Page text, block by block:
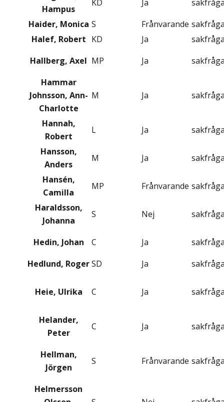
Hampus
KD Ja
Haider, Monica S Frånvarande
Halef, Robert KD Ja
Hallberg, Axel MP Ja
Hammar
Johnsson, Ann-
Charlotte
M Ja
Hannah,
Robert
L Ja
Hansson,
Anders
M Ja
Hansén,
Camilla
MP Frånvarande
Haraldsson,
Johanna
S Nej
Hedin, Johan C Ja
Hedlund, RogerSD Ja
Heie, Ulrika C Ja
Helander,
Peter
C Ja
Hellman,
Jörgen
S Frånvarande
Helmersson